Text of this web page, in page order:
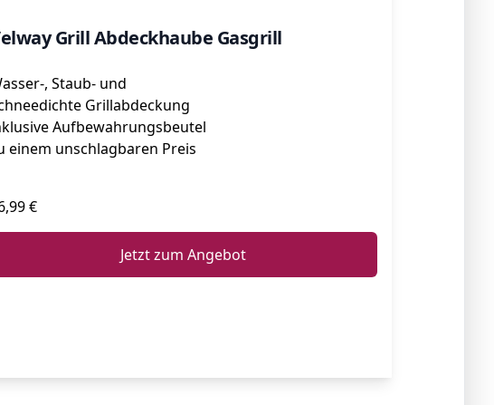
Grill Abdeckhaube Gasgrill
, Staub- und
Grillabdeckung
Aufbewahrungsbeutel
einem unschlagbaren Preis
€
Jetzt zum Angebot